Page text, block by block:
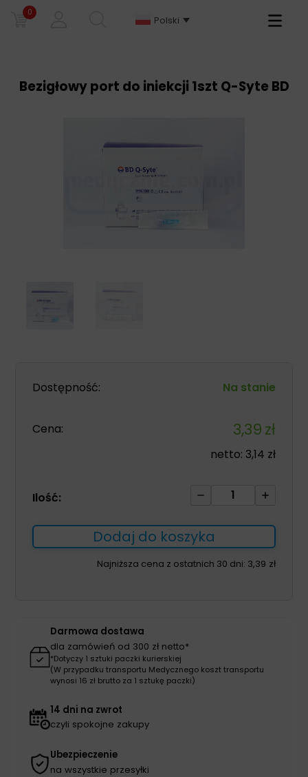
0
Polski
Primary
Bezigłowy port do iniekcji 1szt Q-Syte BD
Dostępność: Na stanie
Cena: 3,39zł
netto: 3,14 zł
Ilość:
ilość
port
do
iniekcji
Dodaj do koszyka
Najniższa cena z ostatnich 30 dni: 3,39 zł
Darmowa dostawa
dla zamówień od 300 zł netto*
*Dotyczy 1 sztuki paczki kurierskiej
(W przypadku transportu Medycznego koszt transportu
wynosi 16 zł brutto za 1 sztukę paczki)
14 dni na zwrot
czyli spokojne zakupy
Ubezpieczenie
na wszystkie przesyłki